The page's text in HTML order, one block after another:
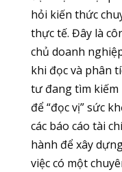
hỏi kiến thức
thực tế. Đây là
chủ doanh
khi đọc và phân
tư đang tìm
để “đọc vị” sức
các báo cáo tài
hành để xây
việc có một